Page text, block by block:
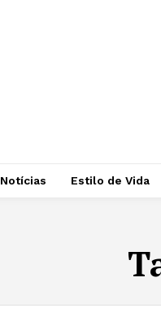
Notícias Estilo de Vida